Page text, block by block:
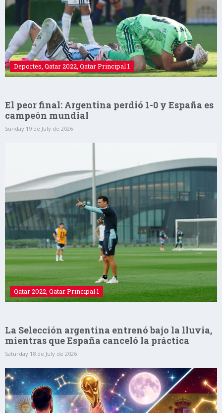
Deportes Qatar 2022 Qatar Principal 1
El peor final: Argentina perdió 1-0 y España es
campeón mundial
Sunday 19 de July de 2026
Qatar 2022 Qatar Principal 1
La Selección argentina entrenó bajo la lluvia,
mientras que España canceló la práctica
Saturday 18 de July de 2026